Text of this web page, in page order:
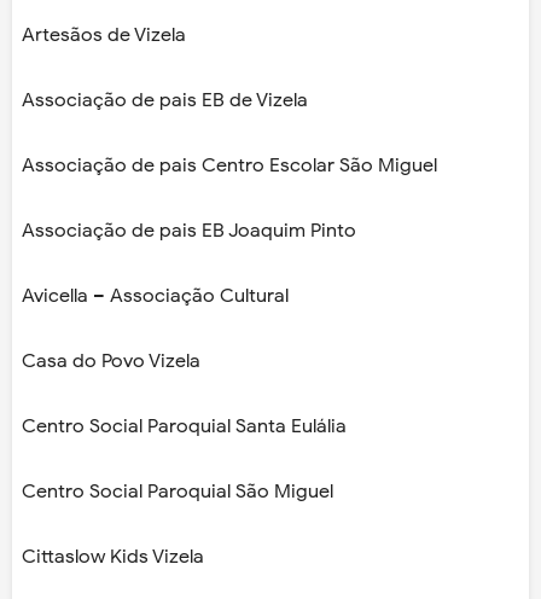
Artesãos de Vizela
Associação de pais EB de Vizela
Associação de pais Centro Escolar São Miguel
Associação de pais EB Joaquim Pinto
Avicella – Associação Cultural
Casa do Povo Vizela
Centro Social Paroquial Santa Eulália
Centro Social Paroquial São Miguel
Cittaslow Kids Vizela